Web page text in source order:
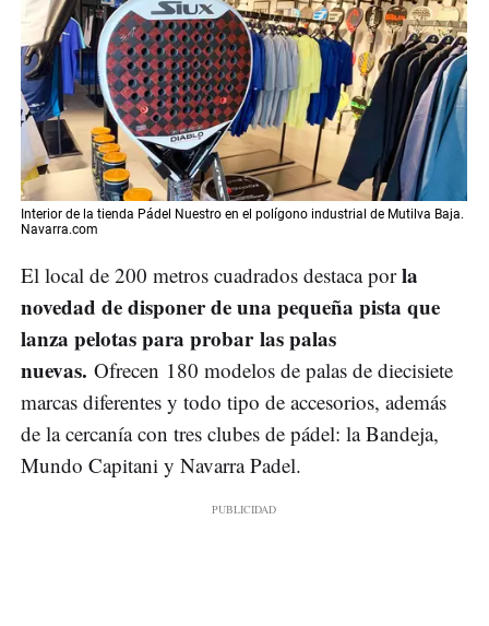
Interior de la tienda Pádel Nuestro en el polígono industrial de Mutilva Baja.
Navarra.com
El local de 200 metros cuadrados destaca porla
novedad de disponer de una pequeña pista que
lanza pelotas para probar las palas
nuevas. Ofrecen 180 modelos de palas de diecisiete
marcas diferentes y todo tipo de accesorios, además
de la cercanía con tres clubes de pádel: la Bandeja,
Mundo Capitani y Navarra Padel.